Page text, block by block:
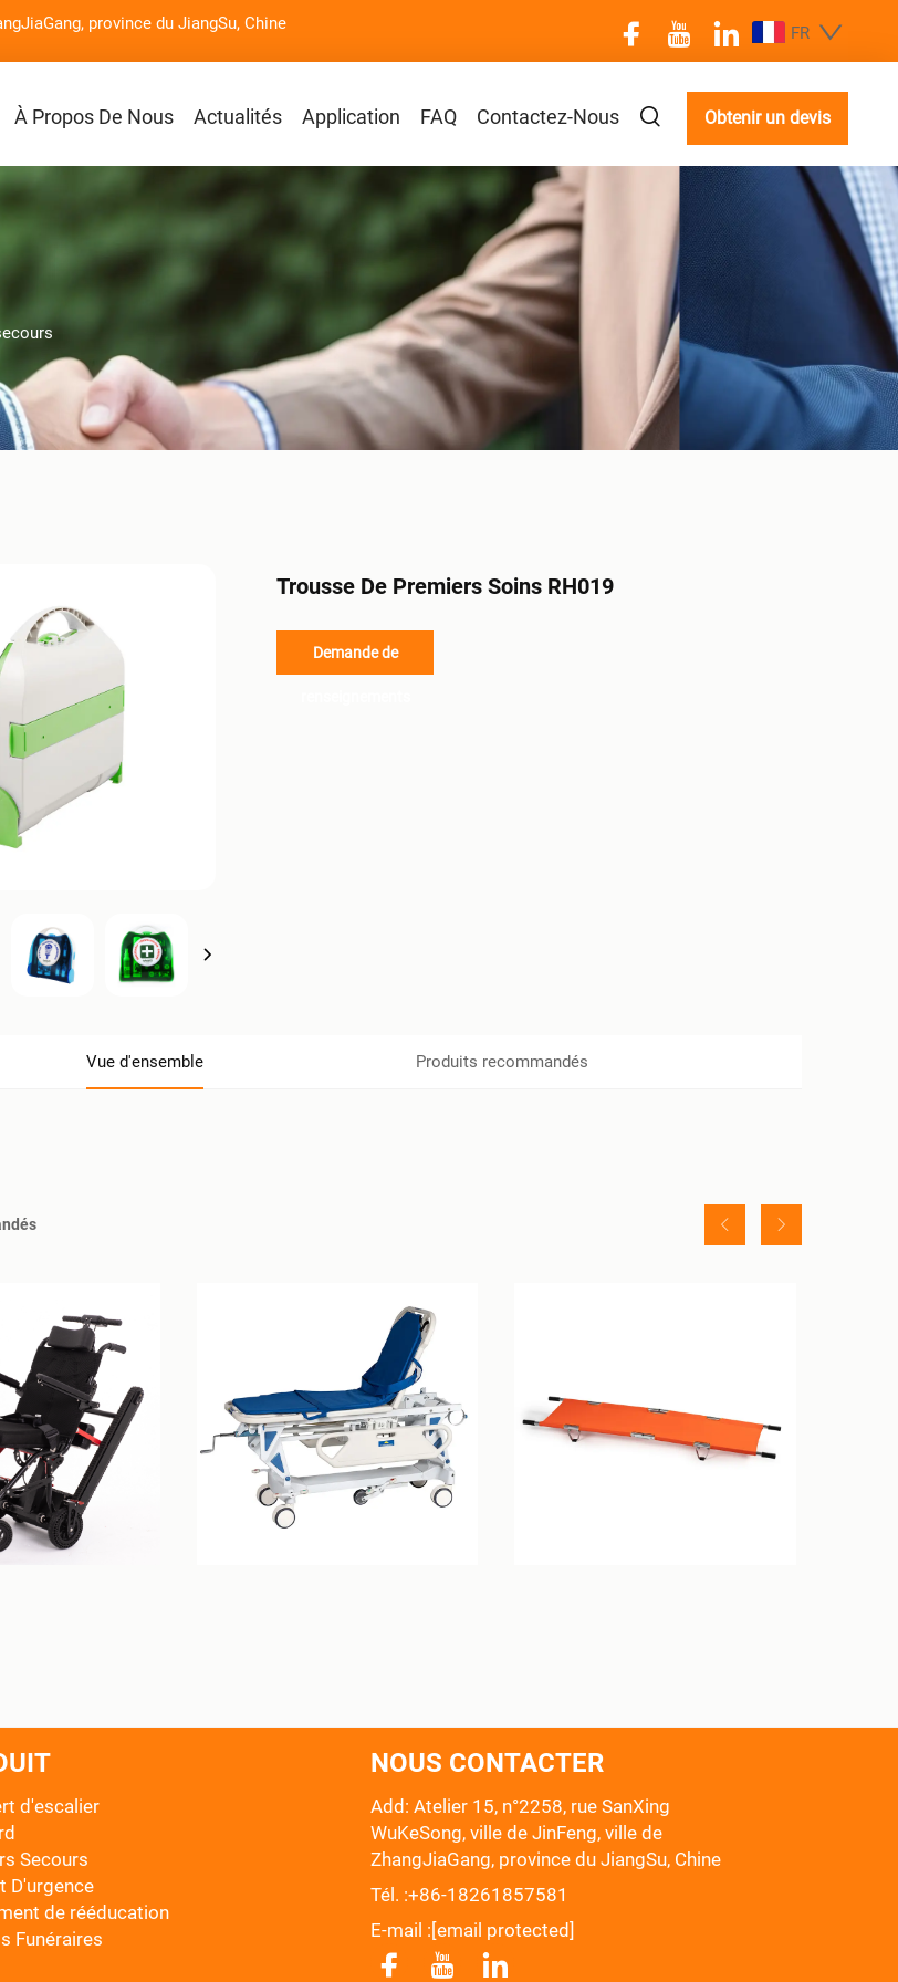
province du JiangSu, Chine
FR
À Propos De Nous Actualités Application FAQ Contactez-Nous Obtenir un devis
Trousse De Premiers Soins RH019
Demande de
Vue d'ensemble Produits recommandés
d'escalier
Secours
D'urgence
de rééducation
Funéraires
NOUS CONTACTER
Add: Atelier 15, n°2258, rue SanXing
WuKeSong, ville de JinFeng, ville de
ZhangJiaGang, province du JiangSu, Chine
Tél. :+86-18261857581
E-mail : [email protected]